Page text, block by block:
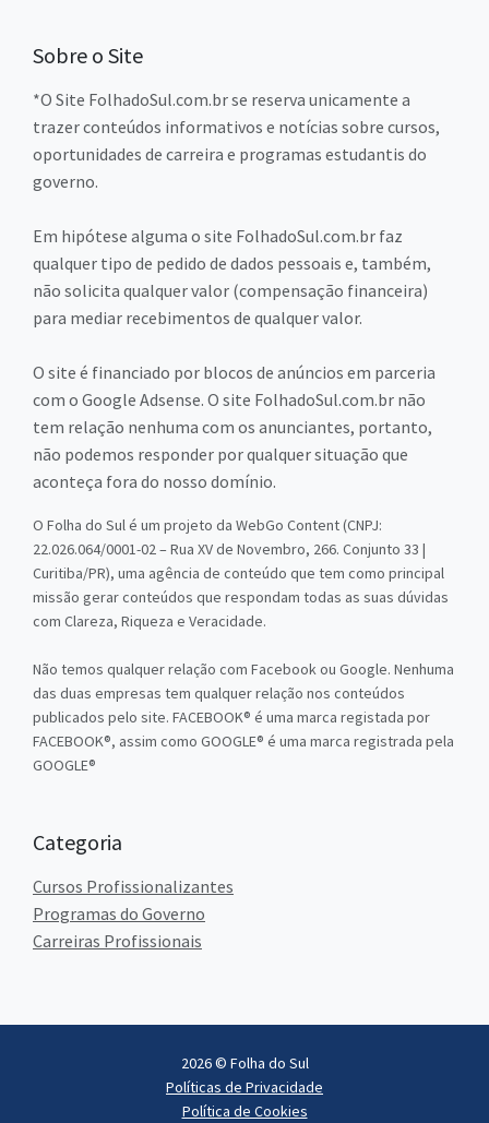
Sobre o Site
*O Site FolhadoSul.com.br se reserva unicamente a
trazer conteúdos informativos e notícias sobre cursos,
oportunidades de carreira e programas estudantis do
governo.
Em hipótese alguma o site FolhadoSul.com.br faz
qualquer tipo de pedido de dados pessoais e, também,
não solicita qualquer valor (compensação financeira)
para mediar recebimentos de qualquer valor.
O site é financiado por blocos de anúncios em parceria
com o Google Adsense. O site FolhadoSul.com.br não
tem relação nenhuma com os anunciantes, portanto,
não podemos responder por qualquer situação que
aconteça fora do nosso domínio.
O Folha do Sul é um projeto da WebGo Content (CNPJ:
22.026.064/0001-02 – Rua XV de Novembro, 266. Conjunto 33 |
Curitiba/PR), uma agência de conteúdo que tem como principal
missão gerar conteúdos que respondam todas as suas dúvidas
com Clareza, Riqueza e Veracidade.
Não temos qualquer relação com Facebook ou Google. Nenhuma
das duas empresas tem qualquer relação nos conteúdos
publicados pelo site. FACEBOOK® é uma marca registada por
FACEBOOK®, assim como GOOGLE® é uma marca registrada pela
GOOGLE®
Categoria
Cursos Profissionalizantes
Programas do Governo
Carreiras Profissionais
2026 © Folha do Sul
Políticas de Privacidade
Política de Cookies